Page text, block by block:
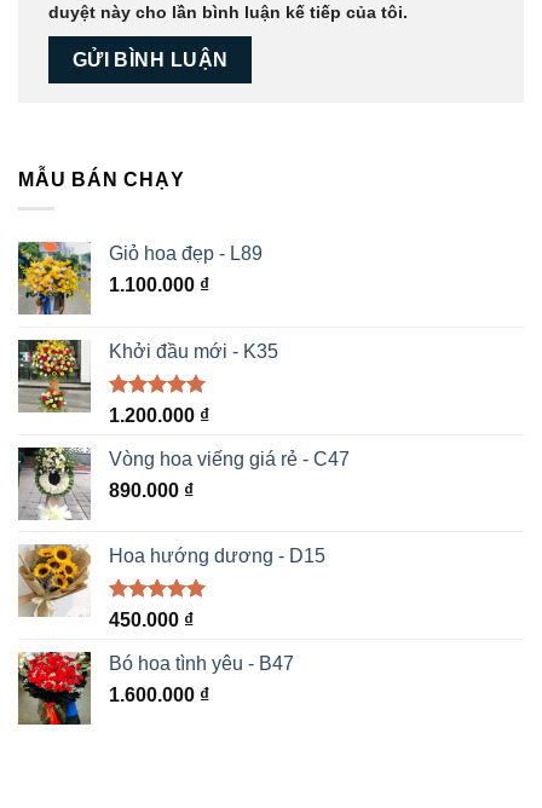
duyệt này cho lần bình luận kế tiếp của tôi.
MẪU BÁN CHẠY
Giỏ hoa đẹp - L89
1.100.000 ₫
Khởi đầu mới - K35
Được xếp
5 sao
1.200.000 ₫
Vòng hoa viếng giá rẻ - C47
890.000 ₫
Hoa hướng dương - D15
Được xếp
5 sao
450.000 ₫
Bó hoa tình yêu - B47
1.600.000 ₫